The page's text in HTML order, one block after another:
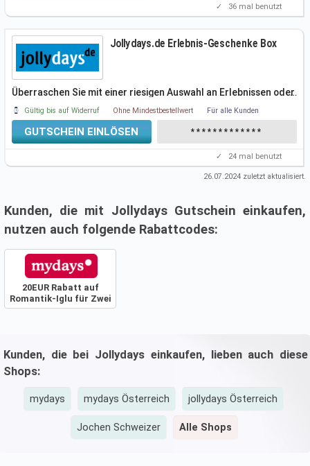
✓ 36 mal benutzt
Jollydays.de Erlebnis-Geschenke Box
Überraschen Sie mit einer riesigen Auswahl an Erlebnissen oder…
Gültig bis auf Widerruf Ohne Mindestbestellwert Für alle Kunden
GUTSCHEIN EINLÖSEN *************
✓ 24 mal benutzt
26.07.2024 zuletzt aktualisiert.
Kunden, die mit Jollydays Gutschein einkaufen,
nutzen auch folgende Rabattcodes:
20EUR Rabatt auf
Romantik-Iglu für Zwei
Kunden, die bei Jollydays einkaufen, lieben auch diese
Shops:
mydays mydays Österreich jollydays Österreich
Jochen Schweizer Alle Shops